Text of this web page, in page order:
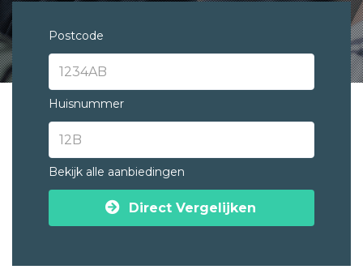
Postcode
Huisnummer
Bekijk alle aanbiedingen
Direct Vergelijken